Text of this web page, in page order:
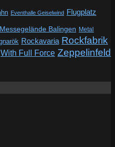
Eventhalle Geiselwind
Flugplatz
Messegelände Balingen Metal
Rockavaria Rockfabrik
With Full Force Zeppelinfeld